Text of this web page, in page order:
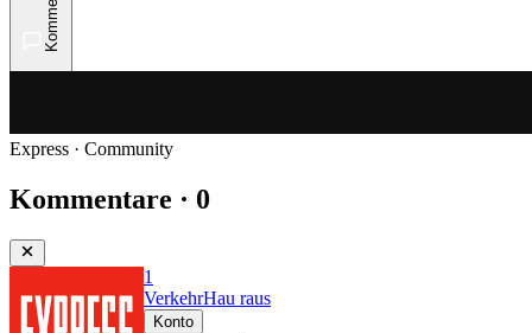
Express · Community
Kommentare · 0
1
VerkehrHau raus
Konto